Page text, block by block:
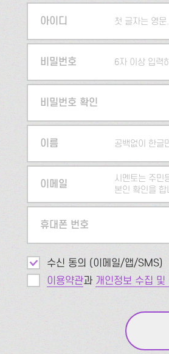
아이디 첫 글자는 영
5자 이상 입력
비밀번호 6자 이상 입력
비밀번호 확인
이름 공백없이 한글
이메일
시멘토는 주민
본인 확인을
휴대폰 번호
수신 동의 (이메일/앱/SMS)
이용약관과 개인정보 수집 및